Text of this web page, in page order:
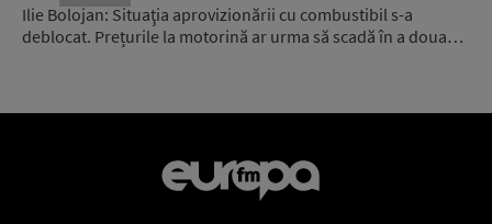
Ilie Bolojan: Situaţia aprovizionării cu combustibil s-a
deblocat. Prețurile la motorină ar urma să scadă în a doua…